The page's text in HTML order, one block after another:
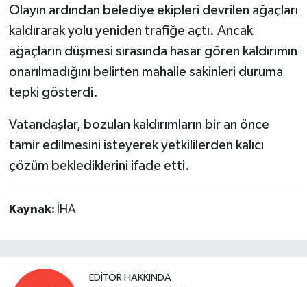
Olayın ardından belediye ekipleri devrilen ağaçları
kaldırarak yolu yeniden trafiğe açtı. Ancak
ağaçların düşmesi sırasında hasar gören kaldırımın
onarılmadığını belirten mahalle sakinleri duruma
tepki gösterdi.
Vatandaşlar, bozulan kaldırımların bir an önce
tamir edilmesini isteyerek yetkililerden kalıcı
çözüm beklediklerini ifade etti.
Kaynak: İHA
EDITÖR HAKKINDA